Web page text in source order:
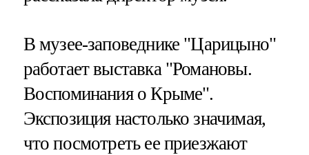
В музее-заповеднике "Царицыно"
работает выставка "Романовы.
Воспоминания о Крыме".
Экспозиция настолько значимая,
что посмотреть ее приезжают